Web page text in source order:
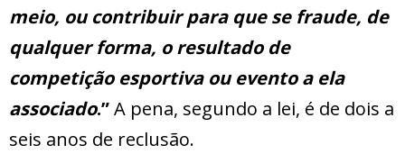
meio, ou contribuir para que se fraude, de
qualquer forma, o resultado de
competição esportiva ou evento a ela
associado.”A pena, segundo a lei, é de dois a
seis anos de reclusão.